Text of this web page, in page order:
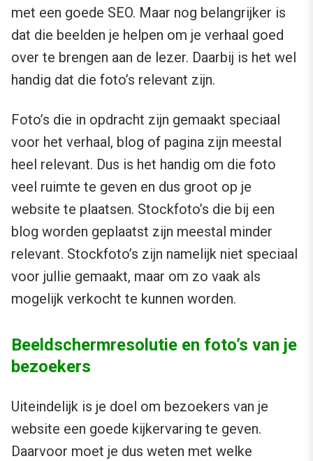
met een goede SEO. Maar nog belangrijker is
dat die beelden je helpen om je verhaal goed
over te brengen aan de lezer. Daarbij is het wel
handig dat die foto’s relevant zijn.
Foto’s die in opdracht zijn gemaakt speciaal
voor het verhaal, blog of pagina zijn meestal
heel relevant. Dus is het handig om die foto
veel ruimte te geven en dus groot op je
website te plaatsen. Stockfoto’s die bij een
blog worden geplaatst zijn meestal minder
relevant. Stockfoto’s zijn namelijk niet speciaal
voor jullie gemaakt, maar om zo vaak als
mogelijk verkocht te kunnen worden.
Beeldschermresolutie en foto’s van je
bezoekers
Uiteindelijk is je doel om bezoekers van je
website een goede kijkervaring te geven.
Daarvoor moet je dus weten met welke